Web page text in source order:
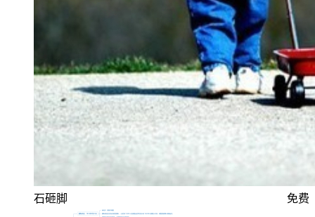
石砸脚 免费